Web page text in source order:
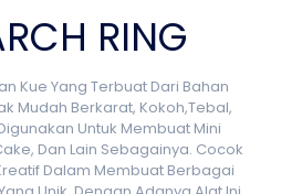
RING
Kue Yang Terbuat Dari Bahan
Mudah Berkarat, Kokoh,Tebal,
Untuk Membuat Mini
Dan Lain Sebagainya. Cocok
Dalam Membuat Berbagai